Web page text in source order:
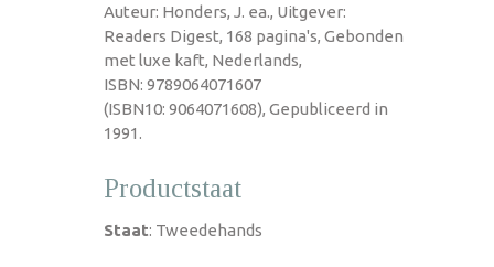
Auteur: Honders, J. ea., Uitgever:
Readers Digest, 168 pagina's, Gebonden
met luxe kaft, Nederlands,
ISBN: 9789064071607
(ISBN10: 9064071608), Gepubliceerd in
1991.
Productstaat
Staat: Tweedehands